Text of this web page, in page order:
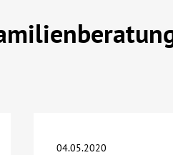
04.05.2020